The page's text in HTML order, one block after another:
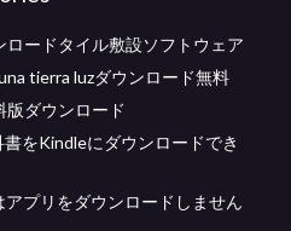
ロードタイル敷設ソフトウェア
tierra luzダウンロード無料
版ダウンロード
書をKindleにダウンロードでき
アプリをダウンロードしません